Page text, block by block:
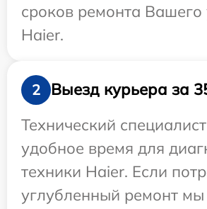
сроков ремонта Вашего
Haier.
2
Выезд курьера за
Технический
удобное время для
техники Haier. Если
углубленный ремонт